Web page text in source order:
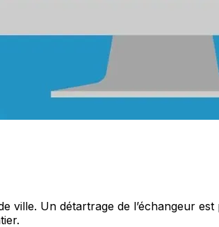
ville. Un détartrage de l’échangeur